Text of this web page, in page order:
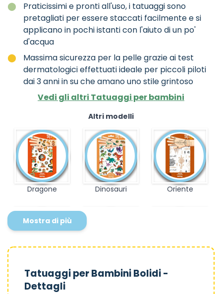
Praticissimi e pronti all'uso, i tatuaggi sono
pretagliati per essere staccati facilmente e si
applicano in pochi istanti con l'aiuto di un po'
d'acqua
Massima sicurezza per la pelle grazie ai test
dermatologici effettuati ideale per piccoli piloti
dai 3 anni in su che amano uno stile grintoso
Vedi gli altri Tatuaggi per bambini
Altri modelli
Dragone Dinosauri Oriente
Dark side Animali
Mostra di più
Tatuaggi per Bambini Bolidi -
Dettagli